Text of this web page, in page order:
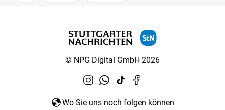
© NPG Digital GmbH 2026
Wo Sie uns noch folgen können